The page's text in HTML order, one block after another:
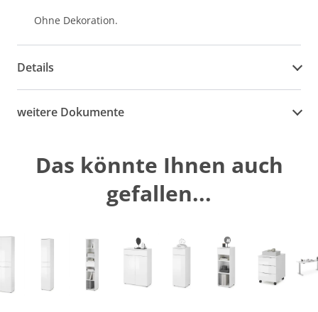
Ohne Dekoration.
Details
weitere Dokumente
Das könnte Ihnen auch
gefallen...